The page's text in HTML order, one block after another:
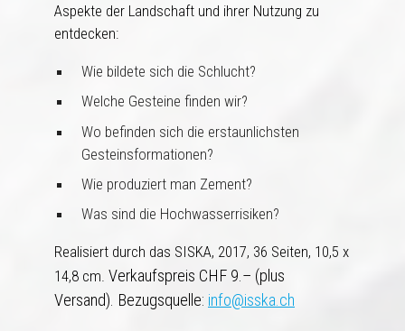
Aspekte der Landschaft und ihrer Nutzung zu
entdecken:
Wie bildete sich die Schlucht?
Welche Gesteine finden wir?
Wo befinden sich die erstaunlichsten
Gesteinsformationen?
Wie produziert man Zement?
Was sind die Hochwasserrisiken?
Realisiert durch das SISKA, 2017, 36 Seiten, 10,5 x
14,8 cm. Verkaufspreis CHF 9.– (plus
Versand). Bezugsquelle: info@isska.ch